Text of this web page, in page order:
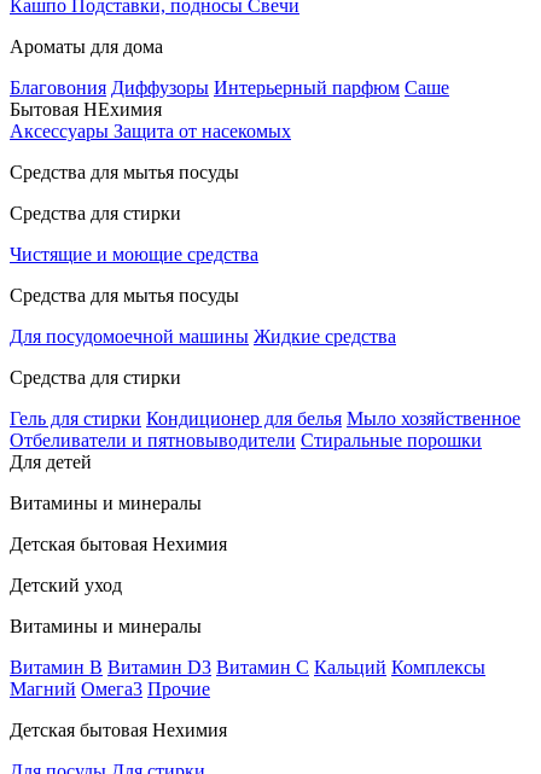
Кашпо Подставки, подносы Свечи
Ароматы для дома
Благовония Диффузоры Интерьерный парфюм Саше
Бытовая НЕхимия
Аксессуары Защита от насекомых
Средства для мытья посуды
Средства для стирки
Чистящие и моющие средства
Средства для мытья посуды
Для посудомоечной машины Жидкие средства
Средства для стирки
Гель для стирки Кондиционер для белья Мыло хозяйственное
Отбеливатели и пятновыводители Стиральные порошки
Для детей
Витамины и минералы
Детская бытовая Нехимия
Детский уход
Витамины и минералы
Витамин В Витамин D3 Витамин С Кальций Комплексы
Магний Омега3 Прочие
Детская бытовая Нехимия